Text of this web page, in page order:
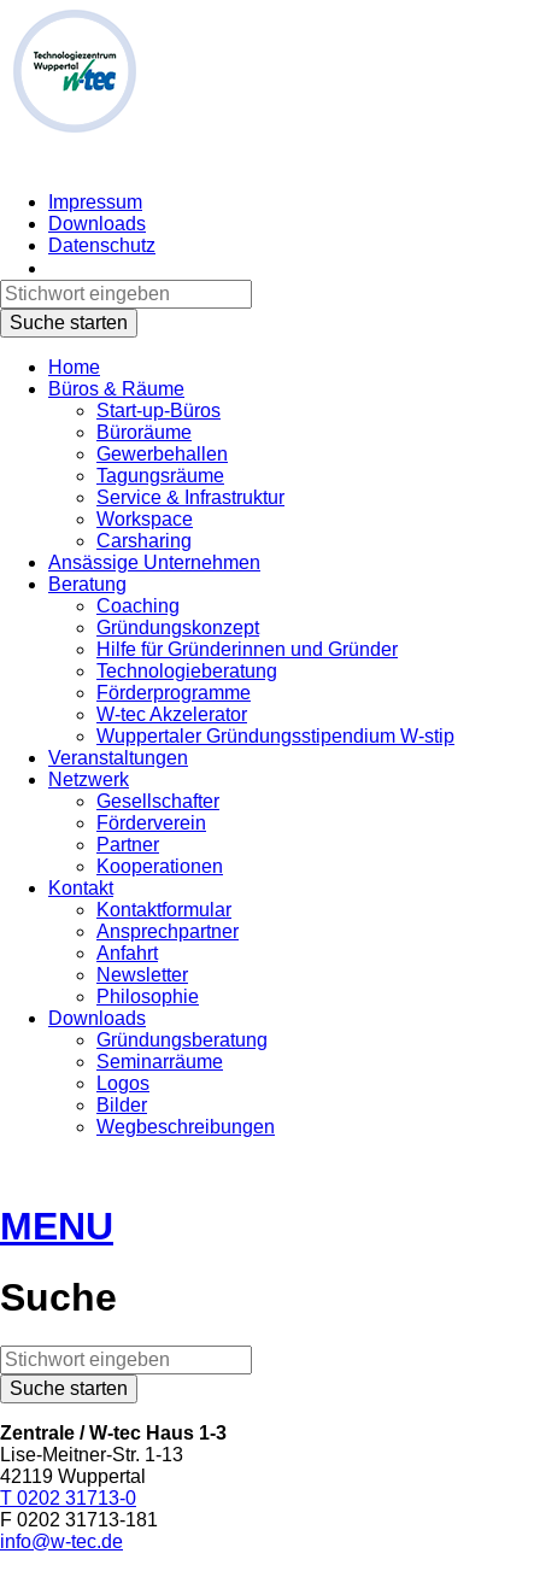
Impressum
Downloads
Datenschutz
Home
Büros & Räume
Start-up-Büros
Büroräume
Gewerbehallen
Tagungsräume
Service & Infrastruktur
Workspace
Carsharing
Ansässige Unternehmen
Beratung
Coaching
Gründungskonzept
Hilfe für Gründerinnen und Gründer
Technologieberatung
Förderprogramme
W-tec Akzelerator
Wuppertaler Gründungsstipendium W-stip
Veranstaltungen
Netzwerk
Gesellschafter
Förderverein
Partner
Kooperationen
Kontakt
Kontaktformular
Ansprechpartner
Anfahrt
Newsletter
Philosophie
Downloads
Gründungsberatung
Seminarräume
Logos
Bilder
Wegbeschreibungen
MENU
Suche
Zentrale / W-tec Haus 1-3
Lise-Meitner-Str. 1-13
42119 Wuppertal
T 0202 31713-0
F 0202 31713-181
info@w-tec.de